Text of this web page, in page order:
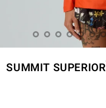
ג'קט אטום למים נשים ™SUMMIT SUPERIOR